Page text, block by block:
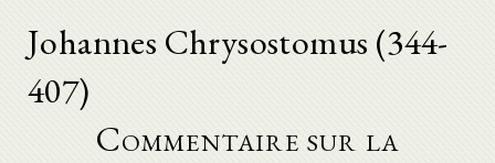
Johannes Chrysostomus (344-
407)
Commentaire sur la